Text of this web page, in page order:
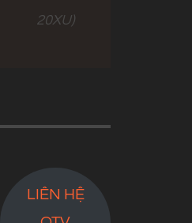
20XU)
LIÊN HỆ